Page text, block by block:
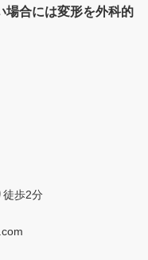
場合には変形を外科的
歩2分